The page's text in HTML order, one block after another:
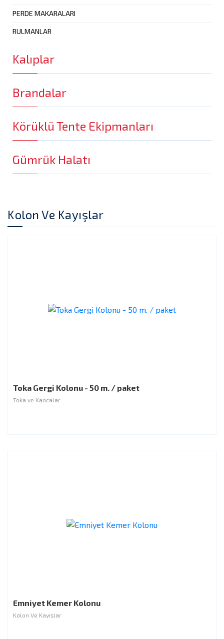
PERDE MAKARALARI
RULMANLAR
Kalıplar
Brandalar
Körüklü Tente Ekipmanları
Gümrük Halatı
Kolon Ve Kayışlar
Toka Gergi Kolonu - 50 m. / paket
Toka ve Kancalar
Emniyet Kemer Kolonu
Kolon Ve Kayışlar